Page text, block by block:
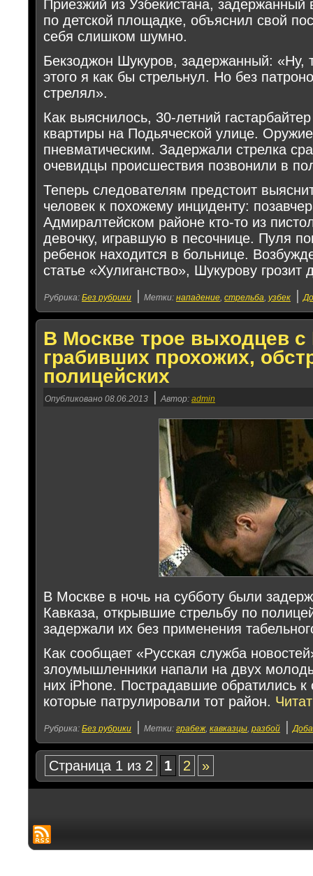
Приезжий из Узбекистана, задержанный
по детской площадке, объяснил свой
себя слишком шумно.
Бекзоджон Шукуров, задержанный: «Ну,
этого я как бы стрельнул. Но без
стрелял».
Как выяснилось, 30-летний
квартиры на Подьяческой улице.
пневматическим. Задержали стрелка
очевидцы происшествия позвонили в
Теперь следователям предстоит
человек к похожему инциденту:
Адмиралтейском районе кто-то из
девочку, игравшую в песочнице. Пуля
ребенок находится в больнице.
статье «Хулиганство», Шукурову
Рубрика: Без рубрики Метки: нападение, стрельба, узбек
В Москве трое выходцев с
грабивших прохожих,
полицейских
Опубликовано 08.06.2013 Автор: admin
В Москве в ночь на субботу были
Кавказа, открывшие стрельбу по
задержали их без применения
Как сообщает «Русская служба
злоумышленники напали на двух
них iPhone. Пострадавшие обратились к
которые патрулировали тот район.
Рубрика: Без рубрики Метки: грабеж, кавказцы, разбой
Страница 1 из 2 1 2 »